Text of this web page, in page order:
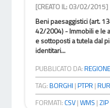
[CREATO IL: 03/02/2015]
Beni paesaggistici (art.
42/2004) - Immobili e le
e sottoposti a tutela dal
identitari...
PUBBLICATO DA:
TAG:BORGHI |PTPR |
FORMATI:CSV|WMS |ZIP